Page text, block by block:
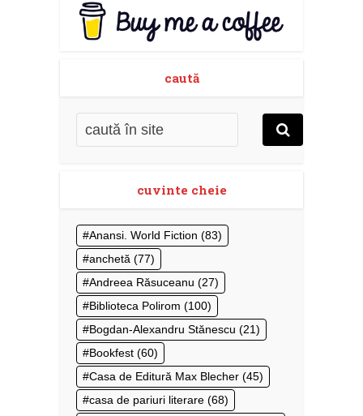
caută
cuvinte cheie
Anansi. World Fiction (83)
anchetă (77)
Andreea Răsuceanu (27)
Biblioteca Polirom (100)
Bogdan-Alexandru Stănescu (21)
Bookfest (60)
Casa de Editură Max Blecher (45)
casa de pariuri literare (68)